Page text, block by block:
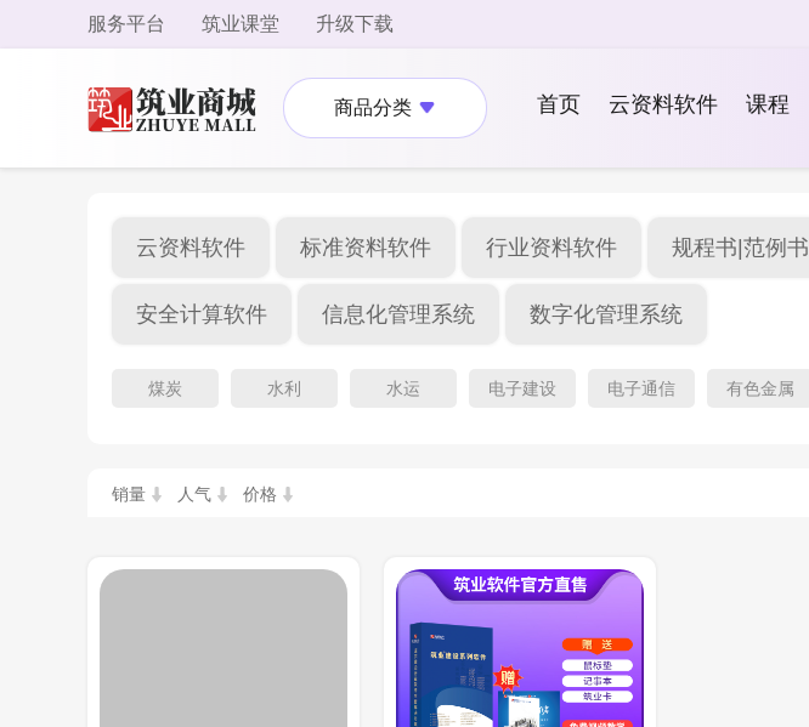
服务平台 筑业课堂 升级下载
商品分类 首页 云资料软件 课程
云资料软件 标准资料软件 行业资料软件 规程书|范例书
安全计算软件 信息化管理系统 数字化管理系统
煤炭 水利 水运 电子建设 电子通信 有色金属
销量 人气 价格